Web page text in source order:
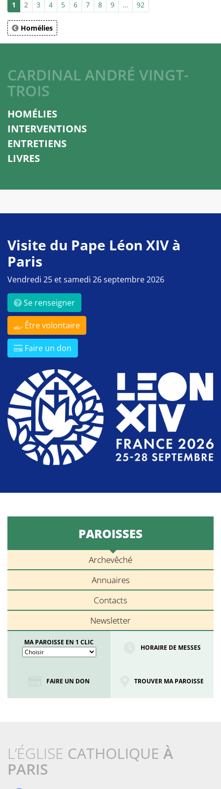
1 2 3 4 5 6 7 8 9 … 92
Homélies
CARDINAL ANDRÉ VINGT-
TROIS
HOMÉLIES
INTERVENTIONS
ENTRETIENS
LIVRES
Visite du Pape Léon XIV à
Paris
Vendredi 25 et samedi 26 septembre 2026
Se renseigner
Être volontaire
Faire un don
PAROISSES
Archevêché
Annuaires
Contacts
Newsletter
MA PAROISSE EN 1 CLIC
HORAIRE DE MESSES
FAIRE UN DON TROUVER MA PAROISSE
L’ÉGLISE CATHOLIQUE À
PARIS